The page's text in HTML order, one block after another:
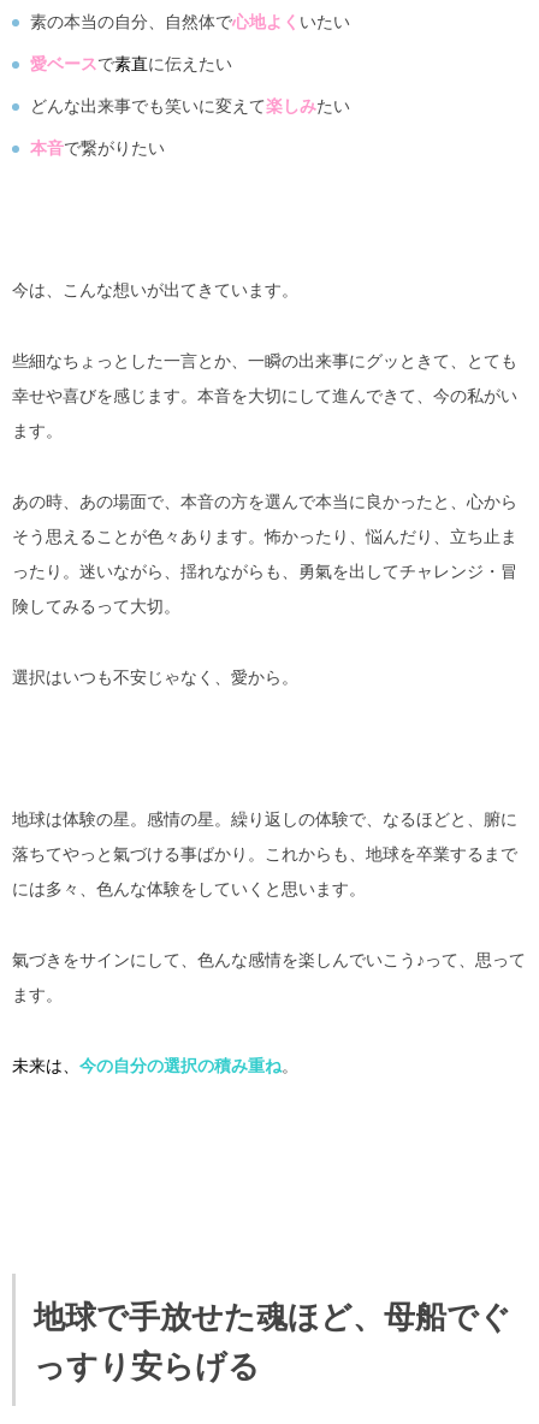
素の本当の自分、自然体で心地よく いたい
愛ベースで素直に伝えたい
どんな出来事でも笑いに変えて楽しみたい
本音で繋がりたい
今は、こんな想いが出てきています。
些細なちょっとした一言とか、一瞬の出来事にグッときて、とても
幸せや喜びを感じます。本音を大切にして進んできて、今の私がい
ます。
あの時、あの場面で、本音の方を選んで本当に良かったと、心から
そう思えることが色々あります。怖かったり、悩んだり、立ち止ま
ったり。迷いながら、揺れながらも、勇氣を出してチャレンジ・冒
険してみるって大切。
選択はいつも不安じゃなく、愛から。
地球は体験の星。感情の星。繰り返しの体験で、なるほどと、腑に
落ちてやっと氣づける事ばかり。これからも、地球を卒業するまで
には多々、色んな体験をしていくと思います。
氣づきをサインにして、色んな感情を楽しんでいこう♪って、思って
ます。
未来は、 今の自分の選択の積み重ね。
地球で手放せた魂ほど、母船でぐ
っすり安らげる